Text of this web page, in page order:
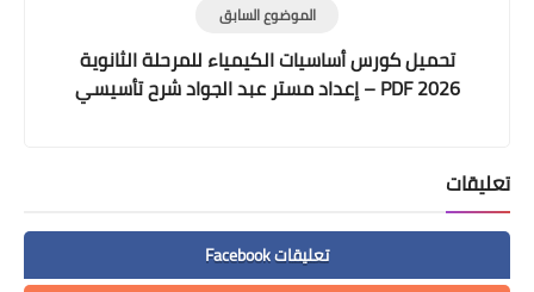
الموضوع السابق
تحميل كورس أساسيات الكيمياء للمرحلة الثانوية
2026 PDF – إعداد مستر عبد الجواد شرح تأسيسي
تعليقات
تعليقات Facebook